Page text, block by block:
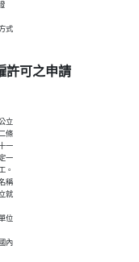
式
許可之申請
立
條
一
一
。
稱
就
位
內